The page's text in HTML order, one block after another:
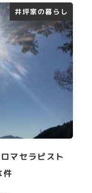
井坪家の暮らし
マセラピスト
件